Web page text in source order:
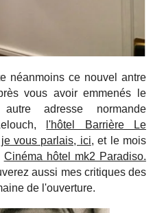
néanmoins ce nouvel antre
vous avoir emmenés le
adresse normande
l'hôtel Barrière Le
vous parlais, ici, et le mois
Cinéma hôtel mk2 Paradiso.
aussi mes critiques des
de l'ouverture.